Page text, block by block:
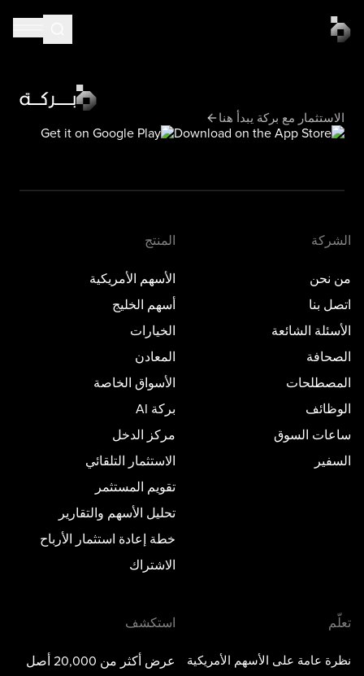
الاستثمار مع بركة يبدأ هنا
الشركة
من نحن
اتصل بنا
الأسئلة الشائعة
الصحافة
المصطلحات
الوظائف
ساعات السوق
السفير
المنتج
الأسهم الأمريكية
أسهم الخليج
الخيارات
المعادن
الأسواق الخاصة
بركة AI
مركز الدخل
الاستثمار التلقائي
تقويم المستثمر
تحليل الأسهم والتقارير
خطة إعادة استثمار الأرباح
الاشتراك
تعلّم
نظرة عامة على الأسهم الأمريكية
استكشف
عرض أكثر من 20,000 أصل